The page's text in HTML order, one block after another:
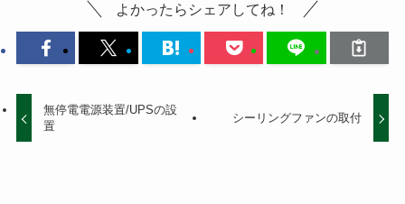
よかったらシェアしてね！
無停電電源装置/UPSの設
置
シーリングファンの取付